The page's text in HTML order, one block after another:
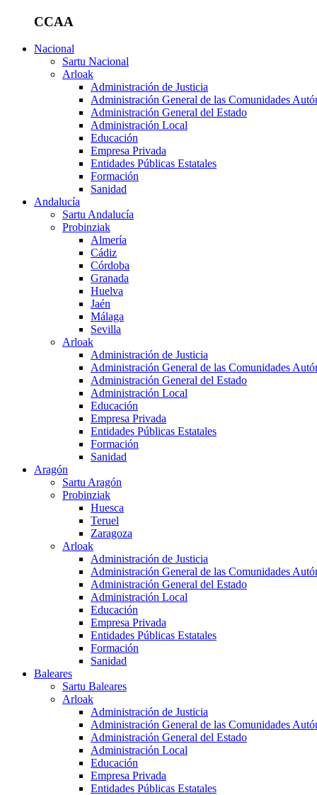
CCAA
Nacional
Sartu Nacional
Arloak
Administración de Justicia
Administración General de las Comunidades
Administración General del Estado
Administración Local
Educación
Empresa Privada
Entidades Públicas Estatales
Formación
Sanidad
Andalucía
Sartu Andalucía
Probinziak
Almería
Cádiz
Córdoba
Granada
Huelva
Jaén
Málaga
Sevilla
Arloak
Administración de Justicia
Administración General de las Comunidades
Administración General del Estado
Administración Local
Educación
Empresa Privada
Entidades Públicas Estatales
Formación
Sanidad
Aragón
Sartu Aragón
Probinziak
Huesca
Teruel
Zaragoza
Arloak
Administración de Justicia
Administración General de las Comunidades
Administración General del Estado
Administración Local
Educación
Empresa Privada
Entidades Públicas Estatales
Formación
Sanidad
Baleares
Sartu Baleares
Arloak
Administración de Justicia
Administración General de las Comunidades
Administración General del Estado
Administración Local
Educación
Empresa Privada
Entidades Públicas Estatales